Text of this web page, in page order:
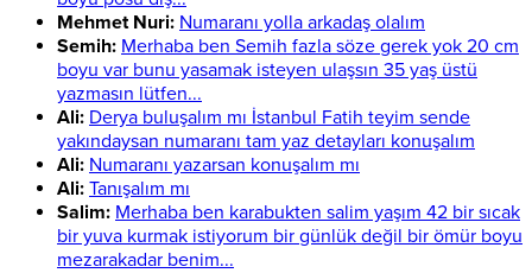
Mehmet Nuri: Numaranı yolla arkadaş olalım
Semih: Merhaba ben Semih fazla söze gerek yok 20 cm
boyu var bunu yasamak isteyen ulaşsın 35 yaş üstü
yazmasın lütfen...
Ali: Derya buluşalım mı İstanbul Fatih teyim sende
yakındaysan numaranı tam yaz detayları konuşalım
Ali: Numaranı yazarsan konuşalım mı
Ali: Tanışalım mı
Salim: Merhaba ben karabukten salim yaşım 42 bir sıcak
bir yuva kurmak istiyorum bir günlük değil bir ömür boyu
mezarakadar benim...